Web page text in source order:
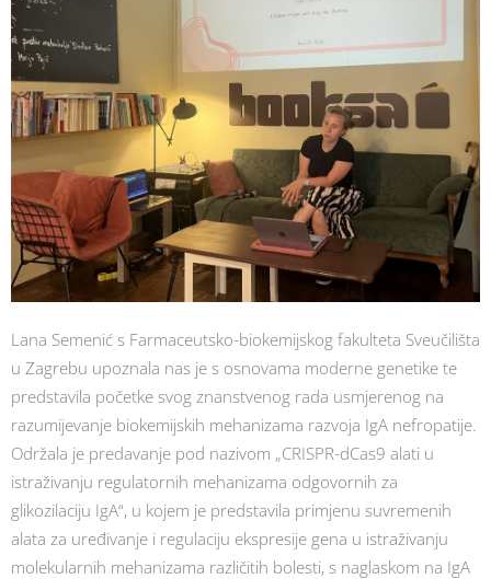
Lana Semenić s Farmaceutsko-biokemijskog fakulteta Sveučilišta
u Zagrebu upoznala nas je s osnovama moderne genetike te
predstavila početke svog znanstvenog rada usmjerenog na
razumijevanje biokemijskih mehanizama razvoja IgA nefropatije.
Održala je predavanje pod nazivom „CRISPR-dCas9 alati u
istraživanju regulatornih mehanizama odgovornih za
glikozilaciju IgA“, u kojem je predstavila primjenu suvremenih
alata za uređivanje i regulaciju ekspresije gena u istraživanju
molekularnih mehanizama različitih bolesti, s naglaskom na IgA